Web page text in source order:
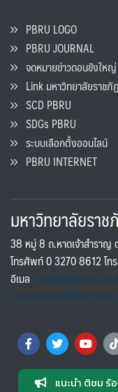
PBRU LOGO
PBRU JOURNAL
จดหมายข่าวดอนขังใหญ่
Link มหาวิทยาลัยราชภัฏ
SCD PBRU
SDGs PBRU
ระบบเลือกตั้งออนไลน์
PBRU INTERNET
มหาวิทยาลัยรา
38 หมู่ 8 ถ.หาดเจ้าสำราญ
โทรศัพท์ 0 3270 8612 โท
อีเมล
แนะนำ ติชม ร้